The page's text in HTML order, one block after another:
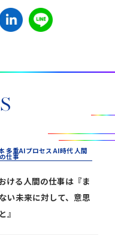
多重AIプロセス AI時代 人間
仕事
ける人間の仕事は『ま
い未来に対して、意思
』